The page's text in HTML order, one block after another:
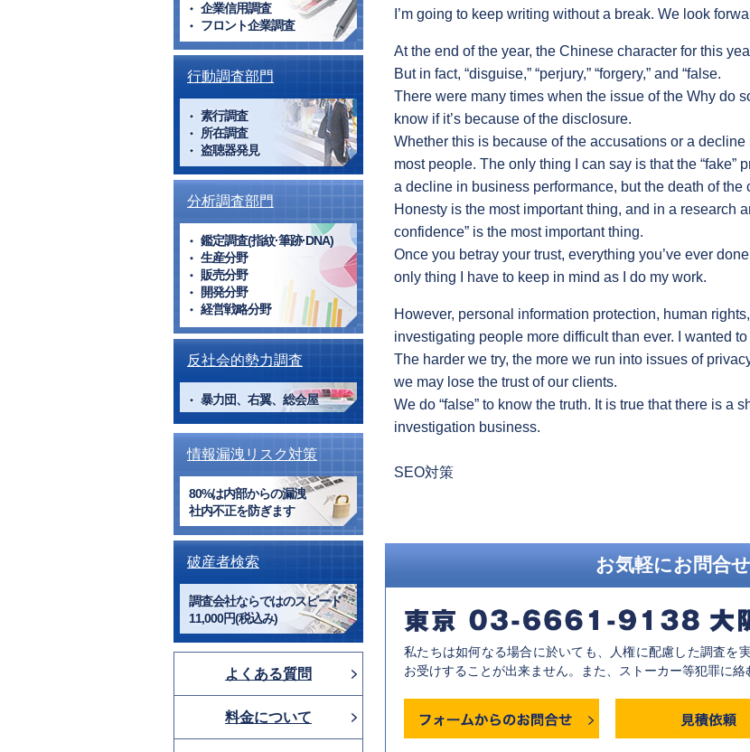
I’m going to keep writing without a break. We look
At the end of the year, the Chinese character for this
But in fact, “disguise,” “perjury,” “forgery,” and “false.
There were many times when the issue of the Why do
know if it’s because of the disclosure.
Whether this is because of the accusations or a
most people. The only thing I can say is that the “fake”
a decline in business performance, but the death of the
Honesty is the most important thing, and in a research
confidence” is the most important thing.
Once you betray your trust, everything you’ve ever
only thing I have to keep in mind as I do my work.
However, personal information protection, human
investigating people more difficult than ever. I wanted
The harder we try, the more we run into issues of
we may lose the trust of our clients.
We do “false” to know the truth. It is true that there is a
investigation business.
Previous
SEO対策
お気軽にお問合
私たちは如何なる場合に於いても、人権に配慮した調査を
お受けすることが出来ません。また、ストーカー等犯罪に絡
企業信用調査
フロント企業調査
行動調査部門
素行調査
所在調査
盗聴器発見
分析調査部門
鑑定調査(指紋·筆跡·DNA)
生産分野
販売分野
開発分野
経営戦略分野
反社会的勢力調査
暴力団、右翼、総会屋
情報漏洩リスク対策
80%は内部からの漏洩
社内不正を防ぎます
破産者検索
調査会社ならではのスピード
11,000円(税込み)
よくある質問
料金について